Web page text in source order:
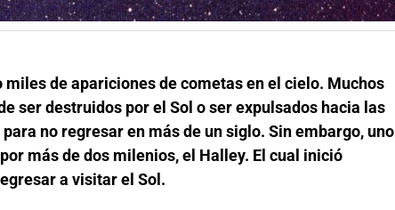
de apariciones de cometas en el cielo. Muchos
ser destruidos por el Sol o ser expulsados hacia las
no regresar en más de un siglo. Sin embargo, uno
más de dos milenios, el Halley. El cual inició
a visitar el Sol.